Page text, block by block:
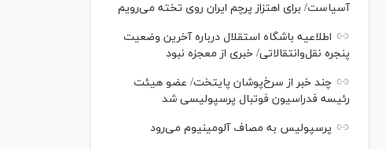
آسیاست/ برای اهتزاز پرچم ایران روی تخته می‌رویم
اطلاعیه باشگاه استقلال درباره آخرین وضعیت
پنجره نقل‌وانتقالاتی/ خبری از معجزه نبود
چند خبر از سرخ‌پوشان پایتخت/ عضو هیئت
رئیسه فدراسیون فوتبال پرسپولیسی شد
پرسپولیس به مصاف آلومینیوم می‌رود